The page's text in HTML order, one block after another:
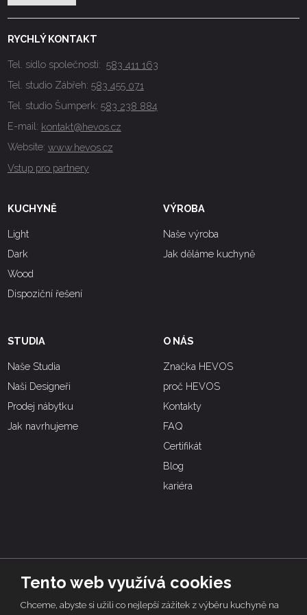
RYCHLÝ KONTAKT
Tel. sídlo společnosti: 583 411 163
Tel. studio Zábřeh: 583 455 071
Tel. studio Šumperk: 583 238 884
E-mail: kontakt@hevos.cz
Website: www.hevos.cz
Vstup pro partnery
KUCHYNĚ
Light
Dark
Wood
Dispoziční řešení
VÝROBA
Naše výroba
Jak děláme kuchyně
STUDIA
Naše Studia
Naši Designeři
Prodej nábytku
Jak navrhujeme
O NÁS
Značka HEVOS
proč HEVOS
Kontakty
FAQ
Certifikát
Blog
kariéra
Tento web využívá cookies
Chceme, abyste si užili co nejlepší zážitek z výběru kuchyně na